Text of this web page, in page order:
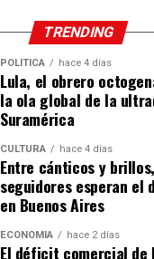
TRENDING
POLÍTICA hace 4 días
Lula, el obrero
la ola global de la
Suramérica
CULTURA hace 4 días
Entre cánticos y
seguidores esperan el
en Buenos Aires
ECONOMÍA hace 2 días
El déficit comercial de